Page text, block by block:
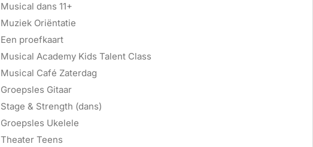
Musical dans 11+
Muziek Oriëntatie
Een proefkaart
Musical Academy Kids Talent Class
Musical Café Zaterdag
Groepsles Gitaar
Stage & Strength (dans)
Groepsles Ukelele
Theater Teens